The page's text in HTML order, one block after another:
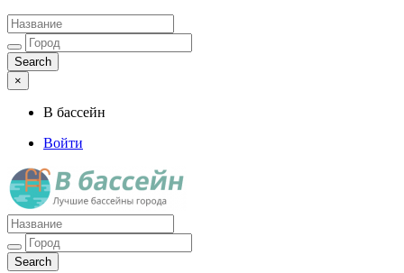
×
В бассейн
Войти
Лучшие бассейны города